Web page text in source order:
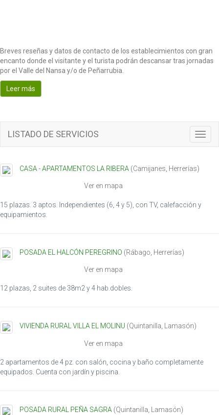
Breves reseñas y datos de contacto de los establecimientos con gran
encanto donde el visitante y el turista podrán descansar tras jornadas
por el Valle del Nansa y/o de Peñarrubia.
Leer más
T
o
a
LISTADO DE SERVICIOS
CASA - APARTAMENTOS LA RIBERA (Camijanes Herrerías)
Ver en mapa
15 plazas. 3 aptos. Independientes (6, 4 y 5), con TV, calefacción y
equipamientos.
POSADA EL HALCÓN PEREGRINO (Rábago Herrerías)
Ver en mapa
12 plazas, 2 suites de 38m2 y 4 hab.dobles.
VIVIENDA RURAL VILLA EL MOLINU (Quintanilla, Lamasón)
Ver en mapa
2 apartamentos de 4 pz. con salón, cocina y baño completamente
equipados. Cuenta con jardín y piscina.
POSADA RURAL PEÑA SAGRA (Quintanilla Lamasón)